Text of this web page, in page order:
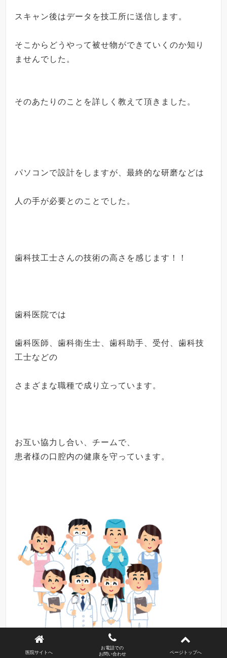
スキャン後はデータを技工所に送信します。
そこからどうやって被せ物ができていくのか知り
ませんでした。
そのあたりのことを詳しく教えて頂きました。
パソコンで設計をしますが、最終的な研磨などは
人の手が必要とのことでした。
歯科技工士さんの技術の高さを感じます！！
歯科医院では
歯科医師、歯科衛生士、歯科助手、受付、歯科技
工士などの
さまざまな職種で成り立っています。
お互い協力し合い、チームで、
患者様の口腔内の健康を守っています。
医院サイトへ
お電話での
お問い合わせ
ページトップへ